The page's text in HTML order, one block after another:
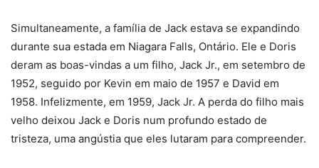
Simultaneamente, a família de Jack estava se expandindo
durante sua estada em Niagara Falls, Ontário. Ele e Doris
deram as boas-vindas a um filho, Jack Jr., em setembro de
1952, seguido por Kevin em maio de 1957 e David em
1958. Infelizmente, em 1959, Jack Jr. A perda do filho mais
velho deixou Jack e Doris num profundo estado de
tristeza, uma angústia que eles lutaram para compreender.